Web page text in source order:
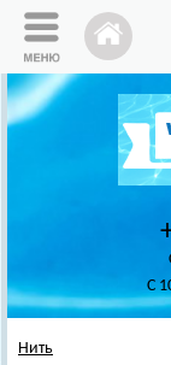
C
Нить